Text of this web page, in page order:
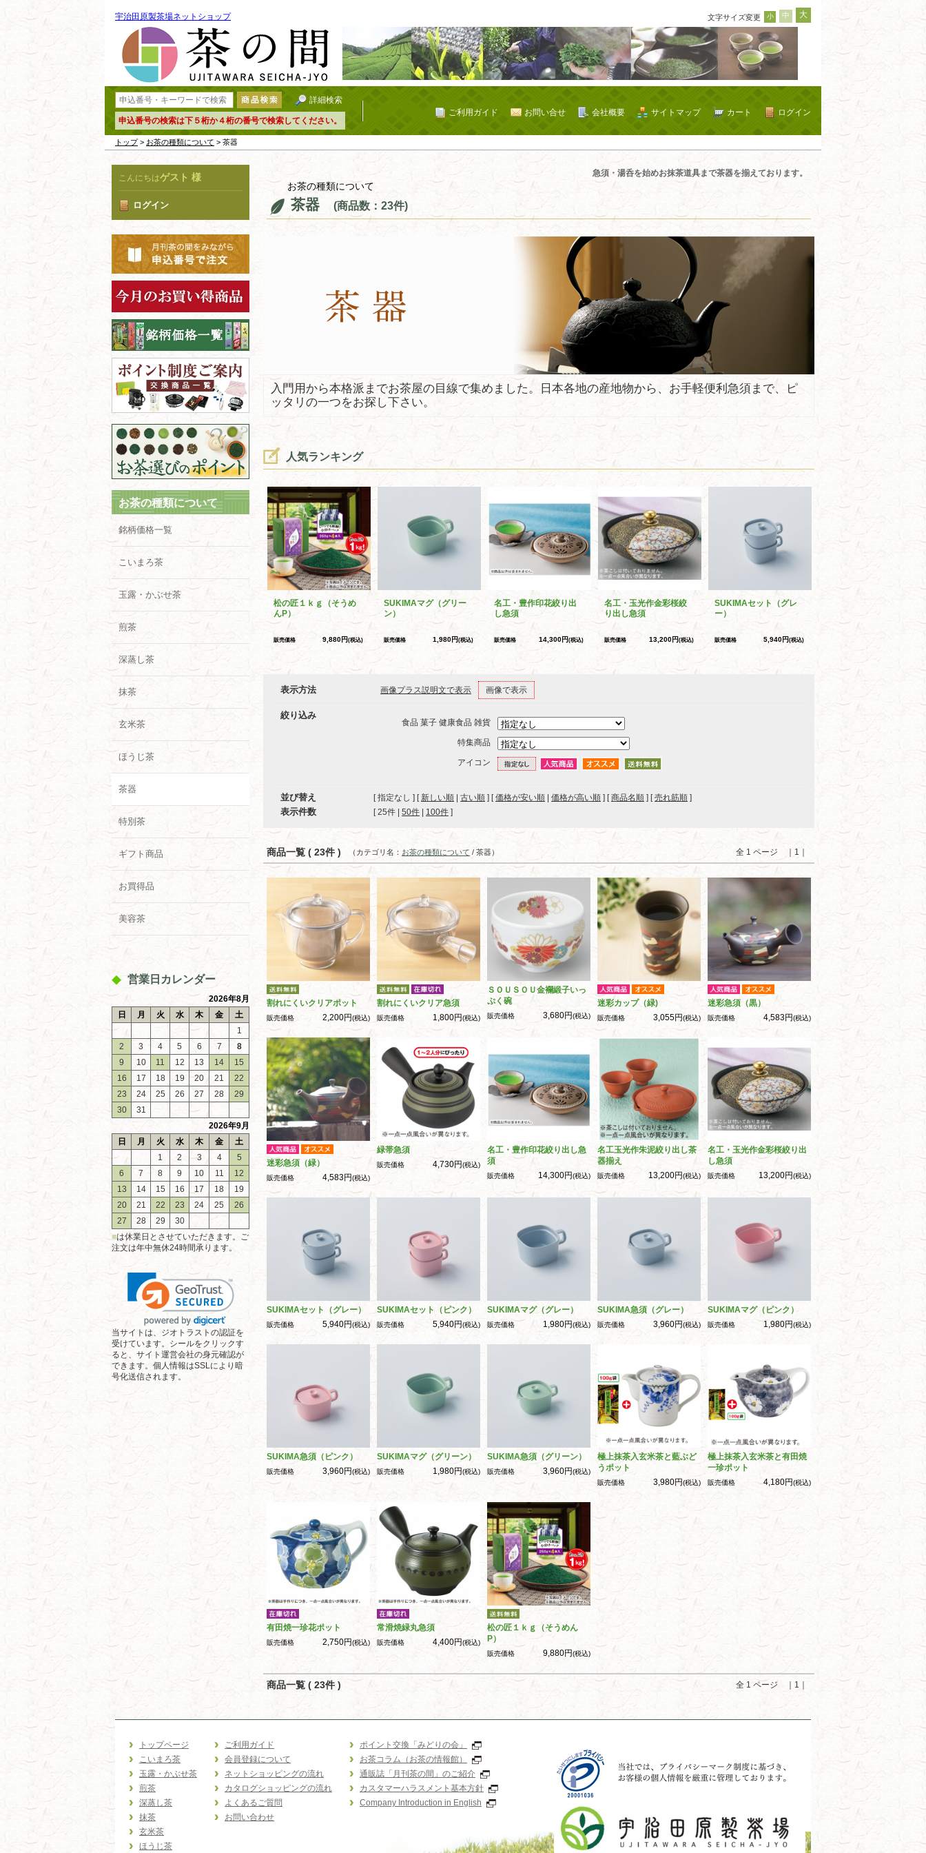
宇治田原製茶場ネットショップ 文字サイズ変更 小 中 大
詳細検索
申込番号の検索は下５桁か４桁の番号で検索してください。
ログイン
カート
サイトマップ
会社概要
お問い合せ
ご利用ガイド
トップ> お茶の種類について > 茶器
こんにちはゲスト 様
ログイン
お茶の種類について
銘柄価格一覧
こいまろ茶
玉露・かぶせ茶
煎茶
深蒸し茶
抹茶
玄米茶
ほうじ茶
茶器
特別茶
ギフト商品
お買得品
美容茶
営業日カレンダー
2026年8月
日
月 火 水 木 金
土
1
2
3 4 5 6 7
8
9
10 11 12 13 14
15
16
17 18 19 20 21
22
23
24 25 26 27 28
29
30
31
2026年9月
日
月 火 水 木 金
土
1
2 3 4
5
6
7 8 9 10 11
12
13
14 15 16 17 18
19
20
21 22 23 24 25
26
27
28 29
30
■は休業日とさせていただきます。ご
注文は年中無休24時間承ります。
当サイトは、ジオトラストの認証を
受けています。シールをクリックす
ると、サイト運営会社の身元確認が
できます。個人情報はSSLにより暗
号化送信されます。
急須・湯呑を始めお抹茶道具まで茶器を揃えております。
お茶の種類について
茶器 (商品数：23件)
入門用から本格派までお茶屋の目線で集めました。日本各地の産地物から、お手軽便利急須まで、ピ
ッタリの一つをお探し下さい。
人気ランキング
松の匠１ｋｇ（そうめ
んP）
販売価格 9,880円(税込)
SUKIMAマグ（グリー
ン）
販売価格 1,980円(税込)
名工・豊作印花絞り出
し急須
販売価格 14,300円(税込)
名工・玉光作金彩桜絞
り出し急須
販売価格 13,200円(税込)
SUKIMAセット（グレ
ー）
販売価格 5,940円(税込)
表示方法 画像プラス説明文で表示 画像で表示
絞り込み
食品 菓子 健康食品 雑貨
特集商品
アイコン
並び替え [ 指定なし ] [ 新しい順 古い順 ] [価格が安い順 価格が高い順 ] [商品名順 ] [売れ筋順 ]
表示件数 [ 25件 50件 100件 ]
商品一覧 ( 23件 ) 全 1 ページ ｜1｜
（カテゴリ名： お茶の種類について / 茶器）
割れにくいクリアポット
販売価格 2,200円(税込)
割れにくいクリア急須
販売価格 1,800円(税込)
ＳＯＵＳＯＵ金襴緞子いっ
ぷく碗
販売価格 3,680円(税込)
迷彩カップ（緑)
販売価格 3,055円(税込)
迷彩急須（黒）
販売価格 4,583円(税込)
迷彩急須（緑）
販売価格 4,583円(税込)
緑帯急須
販売価格 4,730円(税込)
名工・豊作印花絞り出し急
須
販売価格 14,300円(税込)
名工玉光作朱泥絞り出し茶
器揃え
販売価格 13,200円(税込)
名工・玉光作金彩桜絞り出
し急須
販売価格 13,200円(税込)
SUKIMAセット（グレー）
販売価格 5,940円(税込)
SUKIMAセット（ピンク）
販売価格 5,940円(税込)
SUKIMAマグ（グレー）
販売価格 1,980円(税込)
SUKIMA急須（グレー）
販売価格 3,960円(税込)
SUKIMAマグ（ピンク）
販売価格 1,980円(税込)
SUKIMA急須（ピンク）
販売価格 3,960円(税込)
SUKIMAマグ（グリーン）
販売価格 1,980円(税込)
SUKIMA急須（グリーン）
販売価格 3,960円(税込)
極上抹茶入玄米茶と藍ぶど
うポット
販売価格 3,980円(税込)
極上抹茶入玄米茶と有田焼
一珍ポット
販売価格 4,180円(税込)
有田焼一珍花ポット
販売価格 2,750円(税込)
常滑焼緑丸急須
販売価格 4,400円(税込)
松の匠１ｋｇ（そうめん
P）
販売価格 9,880円(税込)
商品一覧 ( 23件 ) 全 1 ページ ｜1｜
トップページ
こいまろ茶
玉露・かぶせ茶
煎茶
深蒸し茶
抹茶
玄米茶
ほうじ茶
ご利用ガイド
会員登録について
ネットショッピングの流れ
カタログショッピングの流れ
よくあるご質問
お問い合わせ
ポイント交換「みどりの会」
お茶コラム（お茶の情報館）
通販誌「月刊茶の間」のご紹介
カスタマーハラスメント基本方針
Company Introduction in English